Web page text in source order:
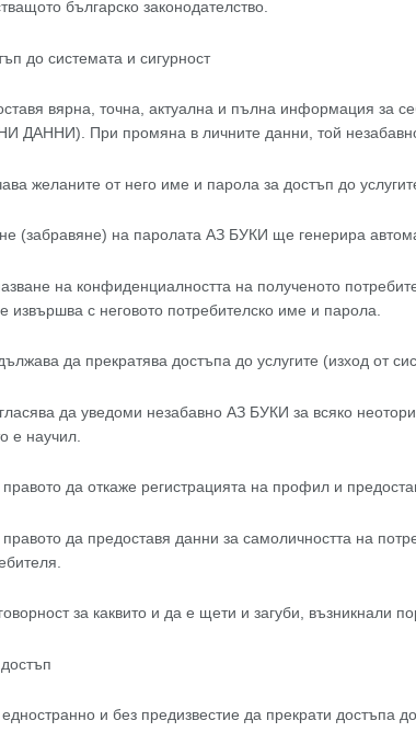
българско законодателство.
до системата и сигурност
вярна, точна, актуална и пълна информация за
ДАННИ). При промяна в личните данни, той
желаните от него име и парола за достъп до
(забравяне) на паролата АЗ БУКИ ще генерира
на конфиденциалността на полученото
извършва с неговото потребителско име и парола.
да прекратява достъпа до услугите (изход от
да уведоми незабавно АЗ БУКИ за всяко
е научил.
да откаже регистрацията на профил и
да предоставя данни за самоличността на
за каквито и да е щети и загуби, възникнали
и без предизвестие да прекрати достъпа